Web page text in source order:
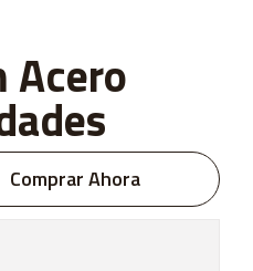
Acero
Comprar Ahora